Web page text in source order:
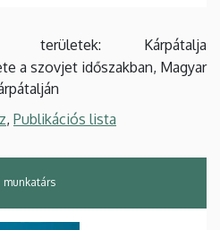
területek: Kárpátalja
a szovjet időszakban, Magyar
, Publikációs lista
munkatárs